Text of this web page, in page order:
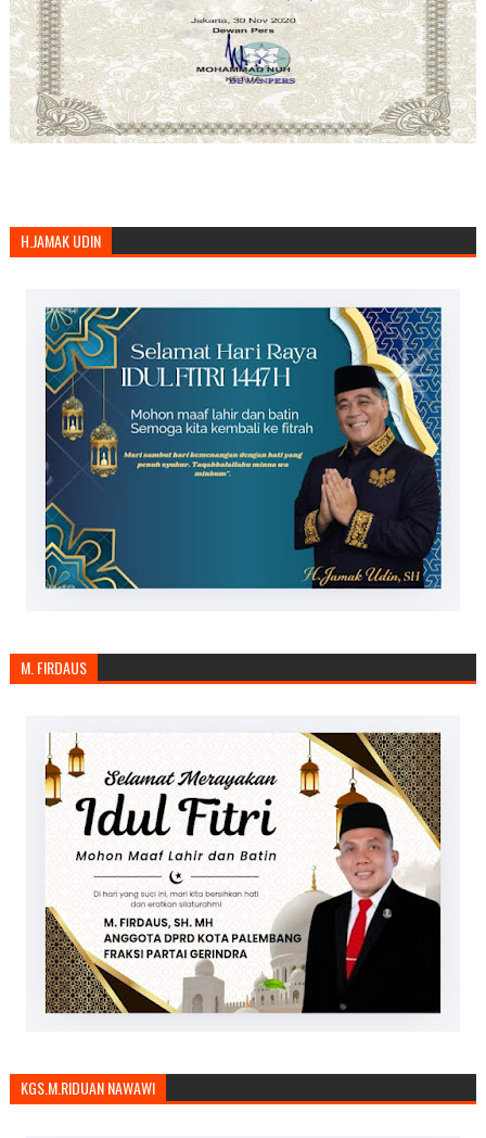
H.JAMAK UDIN
M. FIRDAUS
KGS.M.RIDUAN NAWAWI